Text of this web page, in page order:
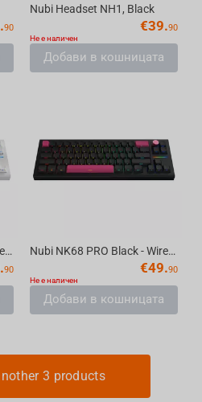
90
Nubi Headset NH1, Black
€39.90
Не е наличен
Добави в кошницата
Nubi NK68 PRO White - Wireless Gaming Keyboard [ANSI US]
90
Nubi NK68 PRO Black - Wireless Gaming Keyboard [ANSI US]
€49.90
Не е наличен
Добави в кошницата
3 products